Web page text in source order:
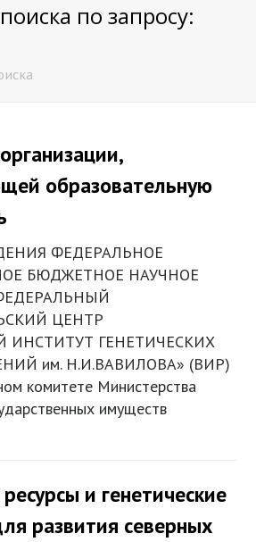
Menu
по запросу:
образовательную
ФЕДЕРАЛЬНОЕ
БЮДЖЕТНОЕ НАУЧНОЕ
ЦЕНТР
ИНСТИТУТ ГЕНЕТИЧЕСКИХ
им. Н.И.ВАВИЛОВА» (ВИР)
комитете Министерства
имуществ
и генетические
развития северных